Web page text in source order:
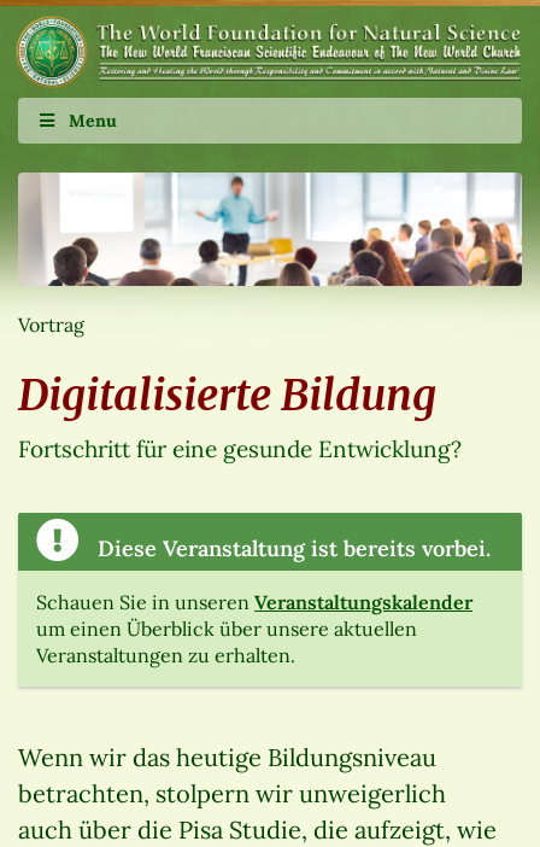
Menu
Vortrag
Digitalisierte Bildung
Fortschritt für eine gesunde Entwicklung?
Diese Veranstaltung ist bereits vorbei.
Schauen Sie in unseren Veranstaltungskalender
um einen Überblick über unsere aktuellen
Veranstaltungen zu erhalten.
Wenn wir das heutige Bildungsniveau
betrachten, stolpern wir unweigerlich
auch über die Pisa Studie, die aufzeigt, wie